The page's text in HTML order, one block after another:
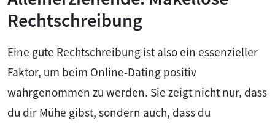
Rechtschreibung
Eine gute Rechtschreibung ist also ein essenzieller
Faktor, um beim Online-Dating positiv
wahrgenommen zu werden. Sie zeigt nicht nur, dass
du dir Mühe gibst, sondern auch, dass du